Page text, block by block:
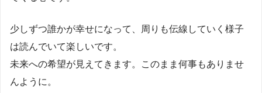
少しずつ誰かが幸せになって、周りも伝線していく様子
は読んでいて楽しいです。
未来への希望が見えてきます。このまま何事もありませ
んように。